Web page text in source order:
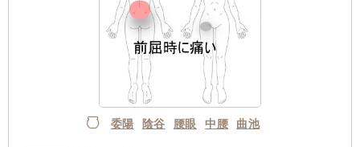
委陽 陰谷 腰眼 中腰 曲池